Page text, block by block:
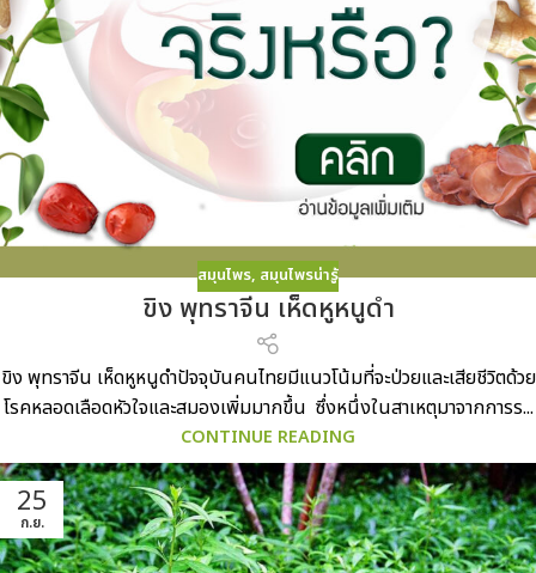
สมุนไพร, สมุนไพรน่ารู้
ขิง พุทราจีน เห็ดหูหนูดำ
ขิง พุทราจีน เห็ดหูหนูดำปัจจุบันคนไทยมีแนวโน้มที่จะป่วยและเสียชีวิตด้วย
โรคหลอดเลือดหัวใจและสมองเพิ่มมากขึ้น ซึ่งหนึ่งในสาเหตุมาจากการร...
CONTINUE READING
25
ก.ย.